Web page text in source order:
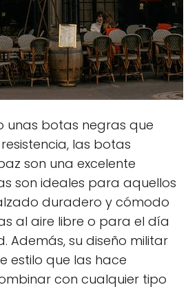
unas botas negras que
las botas
son una excelente
son ideales para aquellos
duradero y cómodo
al aire libre o para el día
Además, su diseño militar
estilo que las hace
con cualquier tipo